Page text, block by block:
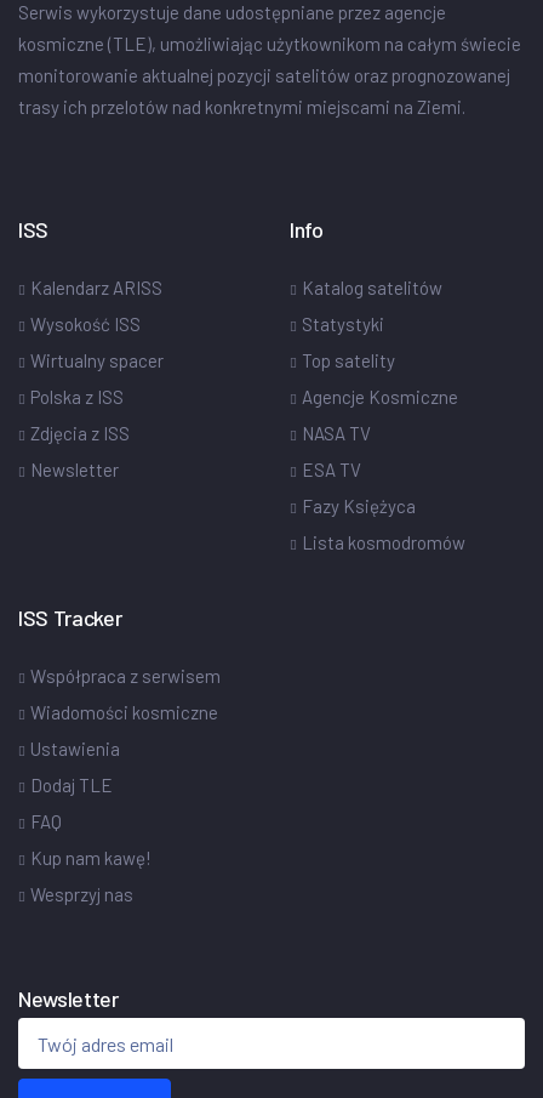
Serwis wykorzystuje dane udostępniane przez agencje
kosmiczne (TLE), umożliwiając użytkownikom na całym świecie
monitorowanie aktualnej pozycji satelitów oraz prognozowanej
trasy ich przelotów nad konkretnymi miejscami na Ziemi.
ISS
Kalendarz ARISS
Wysokość ISS
Wirtualny spacer
Polska z ISS
Zdjęcia z ISS
Newsletter
Info
Katalog satelitów
Statystyki
Top satelity
Agencje Kosmiczne
NASA TV
ESA TV
Fazy Księżyca
Lista kosmodromów
ISS Tracker
Współpraca z serwisem
Wiadomości kosmiczne
Ustawienia
Dodaj TLE
FAQ
Kup nam kawę!
Wesprzyj nas
Newsletter